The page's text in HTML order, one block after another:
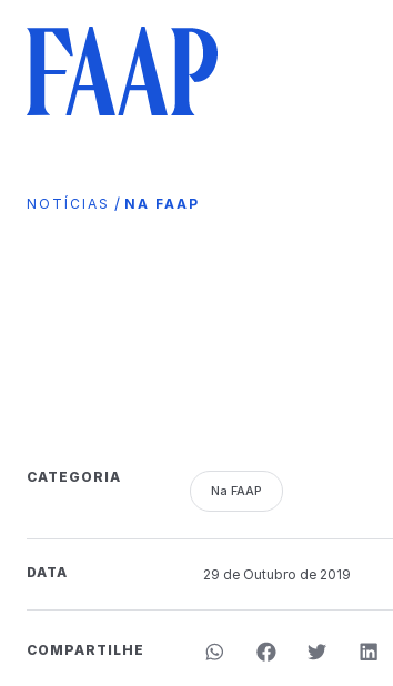
NOTÍCIAS / NA FAAP
CATEGORIA
Na FAAP
DATA 29 de Outubro de 2019
COMPARTILHE